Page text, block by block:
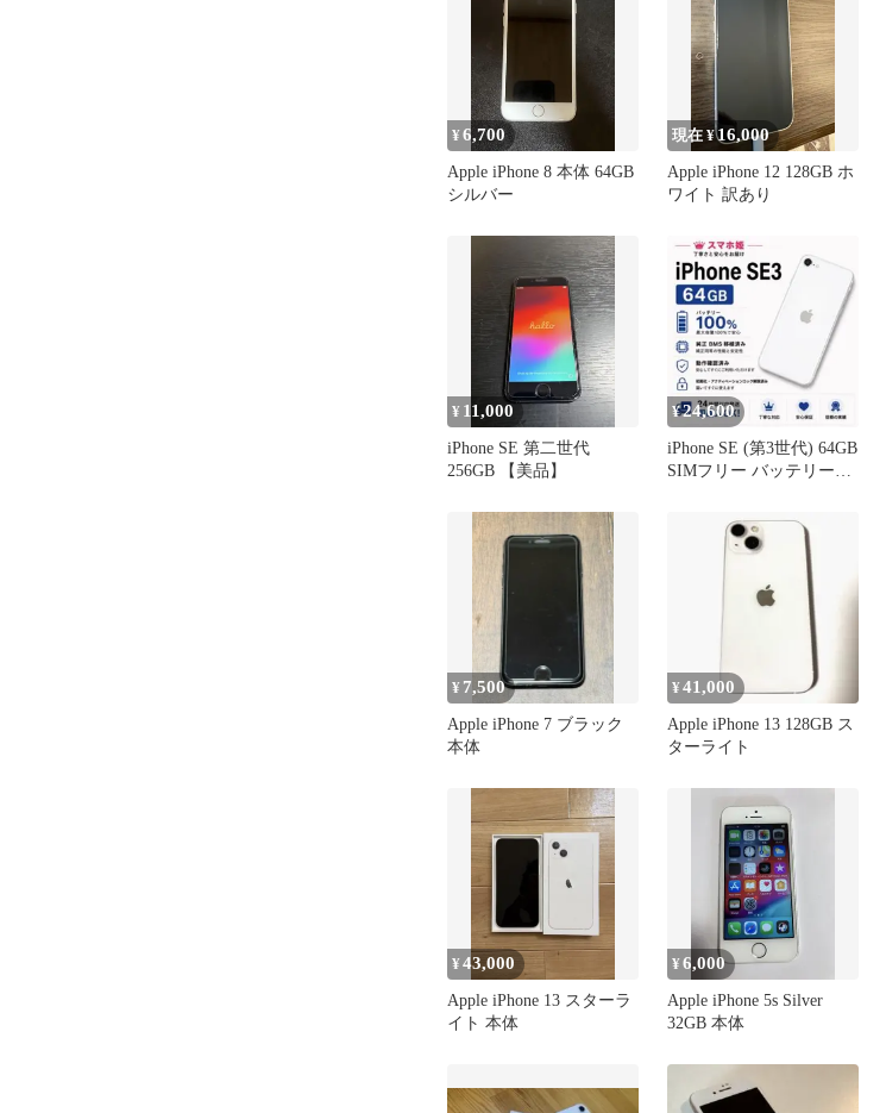
¥6,700
Apple iPhone 8 本体 64GB
シルバー
現在 ¥16,000
Apple iPhone 12 128GB ホ
ワイト 訳あり
¥ 11,000
iPhone SE 第二世代
256GB 【美品】
¥24,600
iPhone SE (第3世代) 64GB
SIMフリー バッテリー
¥ 7,500
Apple iPhone 7 ブラック
本体
¥41,000
Apple iPhone 13 128GB ス
ターライト
¥43,000
Apple iPhone 13 スターラ
イト 本体
¥6,000
Apple iPhone 5s Silver
32GB 本体